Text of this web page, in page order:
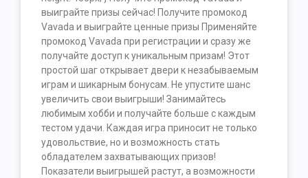
выиграйте призы сейчас! Получите промокод
Vavada и выиграйте ценные призы Применяйте
промокод Vavada при регистрации и сразу же
получайте доступ к уникальным призам! Этот
простой шаг открывает двери к незабываемым
играм и шикарным бонусам. Не упустите шанс
увеличить свои выигрыши! Занимайтесь
любимым хобби и получайте больше с каждым
тестом удачи. Каждая игра приносит не только
удовольствие, но и возможность стать
обладателем захватывающих призов!
Показатели выигрышей растут, а возможности